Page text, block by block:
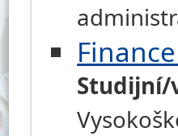
Studijní/